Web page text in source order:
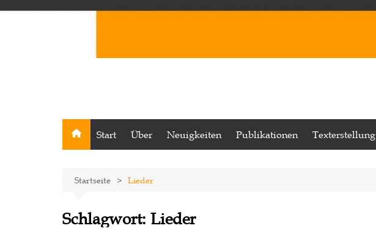
Start Über Neuigkeiten Publikationen Texterstellung
Startseite Lieder
Schlagwort: Lieder